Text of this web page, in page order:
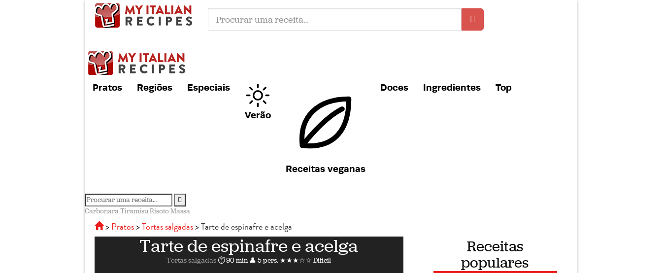
Pratos Regiões Especiais
Verão
Receitas veganas
Doces Ingredientes Top
CarbonaraTiramisuRisotoMassa
Pratos Tortas salgadas Tarte de espinafre e acelga
Tarte de espinafre e acelga
Tortas salgadas ⏱ 90 min👤 5 pers. ★★★☆☆ Difícil
Receitas
populares